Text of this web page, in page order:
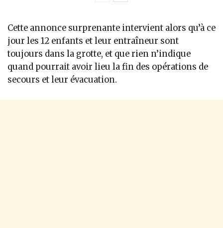
Cette annonce surprenante intervient alors qu’à ce
jour les 12 enfants et leur entraîneur sont
toujours dans la grotte, et que rien n’indique
quand pourrait avoir lieu la fin des opérations de
secours et leur évacuation.